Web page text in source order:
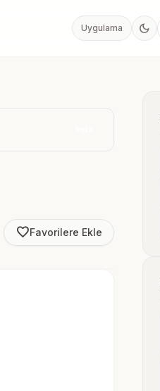
Uygulama dark_mode
favorite_borderFavorilere Ekle